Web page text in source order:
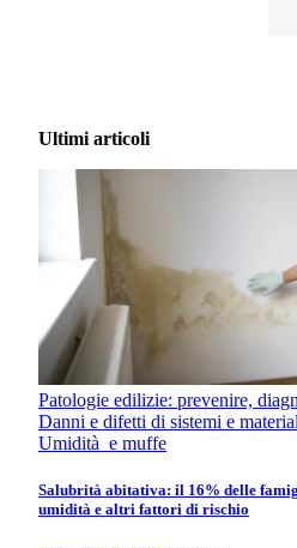
Ultimi articoli
Patologie edilizie: prevenire,
Danni e difetti di sistemi e
Umidità e muffe
Salubrità abitativa: il 16% delle
umidità e altri fattori di rischio